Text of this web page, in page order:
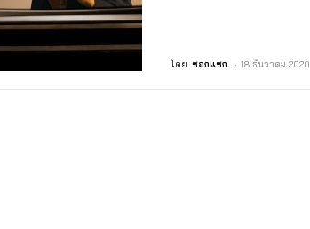
โดย ซอกแซก 18 ธันวาคม 2020